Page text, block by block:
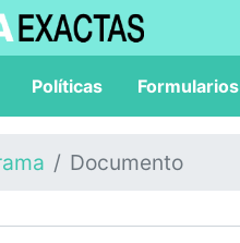
Políticas Formularios
Documento